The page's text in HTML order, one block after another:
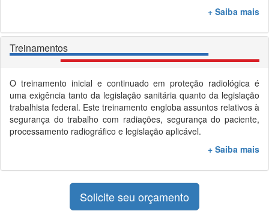
+ Saiba mais
Treinamentos
O treinamento inicial e continuado em proteção radiológica é
uma exigência tanto da legislação sanitária quanto da legislação
trabalhista federal. Este treinamento engloba assuntos relativos à
segurança do trabalho com radiações, segurança do paciente,
processamento radiográfico e legislação aplicável.
+ Saiba mais
Solicite seu orçamento